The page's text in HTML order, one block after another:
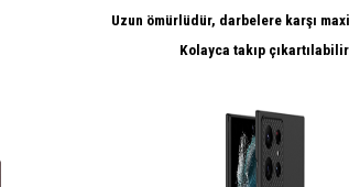
Uzun ömürlüdür, darbelere karşı
Kolayca takıp